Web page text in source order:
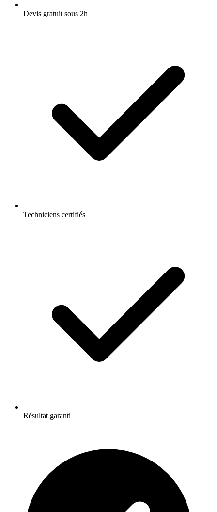
Devis gratuit sous 2h
Techniciens certifiés
Résultat garanti